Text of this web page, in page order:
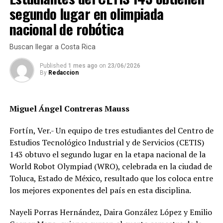
derechos de guardia y custodia de quienes han cometido
una conducta ilícita, por lo cual se adiciona el cuarto
párrafo; si el sujeto activo fuese quien ejerce la patria
potestad o tutela del pasivo, se le sancionará, además
con la suspensión o pérdida de los derechos derivados de
la guardia y custodia en términos del artículos 373 del
código civil, del estado de Veracruz.
iniciativa, con el objetivo de que se garantice el interés
personas incapaces de valerse por sí mismas, a fin de
tutelar y salvaguardar su integridad física y a un lugar
estable.
Así también esta es una iniciativa que va en
concordancia a lo establecido dentro del Objetivo de
promover el bienestar en todas las edades” de la Agenda
segundo lugar en olimpiada
nacional de robótica
Buscan llegar a Costa Rica
Published 1 mes ago on 23/06/2026
By Redaccion
Miguel Ángel Contreras Mauss
Fortín, Ver.- Un equipo de tres estudiantes del Centro de
Estudios Tecnológico Industrial y de Servicios (CETIS)
143 obtuvo el segundo lugar en la etapa nacional de la
World Robot Olympiad (WRO), celebrada en la ciudad de
Toluca, Estado de México, resultado que los coloca entre
los mejores exponentes del país en esta disciplina.
Nayeli Porras Hernández, Daira González López y Emilio